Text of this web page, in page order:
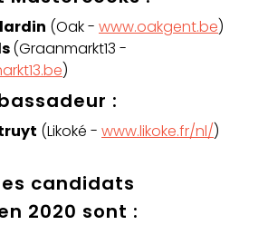
(Oak - www.oakgent.be)
(Graanmarkt13 -
)
:
(Likoké - www.likoke.fr/nl/)
candidats
2020 sont :